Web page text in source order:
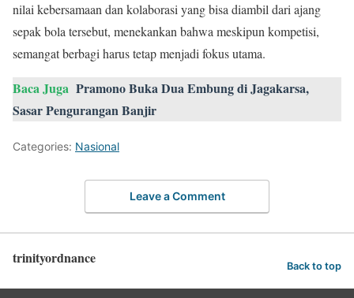
nilai kebersamaan dan kolaborasi yang bisa diambil dari ajang
sepak bola tersebut, menekankan bahwa meskipun kompetisi,
semangat berbagi harus tetap menjadi fokus utama.
Baca Juga Pramono Buka Dua Embung di Jagakarsa,
Sasar Pengurangan Banjir
Categories: Nasional
Leave a Comment
trinityordnance Back to top